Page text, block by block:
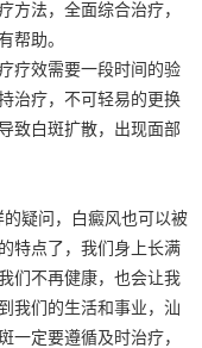
方法，全面综合治疗，
帮助。
疗效需要一段时间的验
治疗，不可轻易的更换
致白斑扩散，出现面部
疑问，白癜风也可以被
特点了，我们身上长满
们不再健康，也会让我
我们的生活和事业，汕
一定要遵循及时治疗，